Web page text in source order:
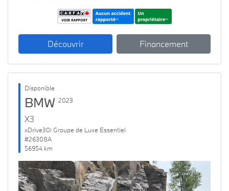
Découvrir Financement
Disponible
BMW 2023
X3
xDrive30i Groupe de Luxe Essentiel
#26308A
56954 km